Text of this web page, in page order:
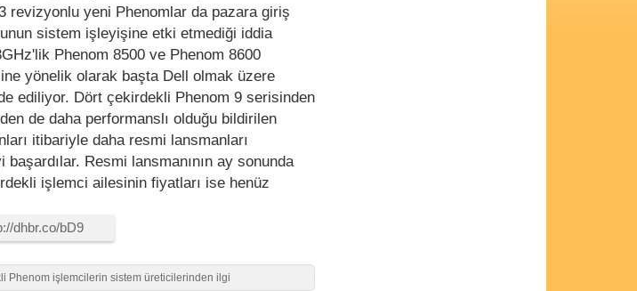
revizyonlu yeni Phenomlar da pazara giriş
sistem işleyişine etki etmediği iddia
Phenom 8500 ve Phenom 8600
yönelik olarak başta Dell olmak üzere
ediliyor. Dört çekirdekli Phenom 9 serisinden
de daha performanslı olduğu bildirilen
itibariyle daha resmi lansmanları
Resmi lansmanının ay sonunda
işlemci ailesinin fiyatları ise henüz
Phenom işlemcilerin sistem üreticilerinden ilgi